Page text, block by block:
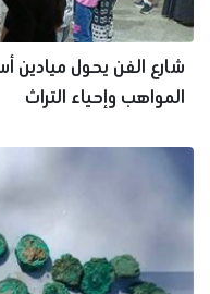
شارع الفن يحول ميادين
المواهب وإحياء التراث